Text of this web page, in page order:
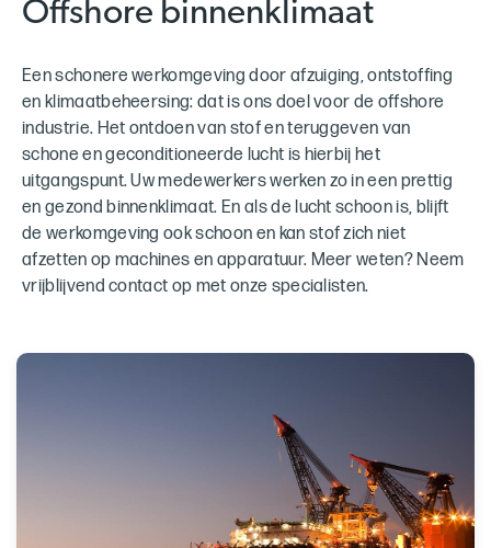
Offshore binnenklimaat
Een schonere werkomgeving door afzuiging, ontstoffing
en klimaatbeheersing: dat is ons doel voor de offshore
industrie. Het ontdoen van stof en teruggeven van
schone en geconditioneerde lucht is hierbij het
uitgangspunt. Uw medewerkers werken zo in een prettig
en gezond binnenklimaat. En als de lucht schoon is, blijft
de werkomgeving ook schoon en kan stof zich niet
afzetten op machines en apparatuur. Meer weten? Neem
vrijblijvend contact op met onze specialisten.